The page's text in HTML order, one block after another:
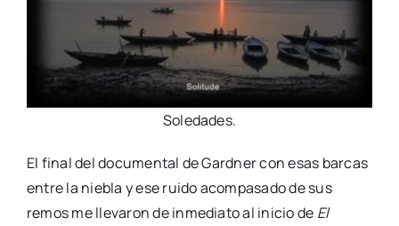
Soledades.
El final del documental de Gardner con esas barcas
entre la niebla y ese ruido acompasado de sus
remos me llevaron de inmediato al inicio de El